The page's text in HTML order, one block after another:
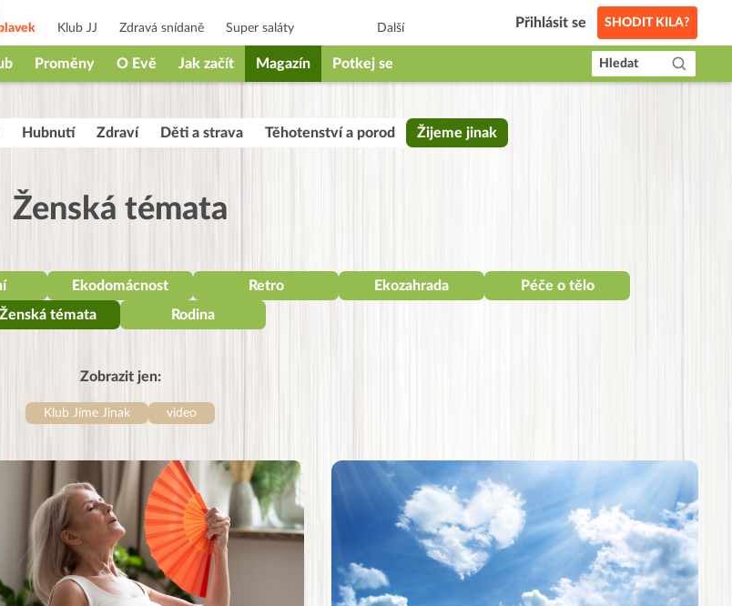
Klub JJ Zdravá snídaně Super saláty Další Přihlásit se SHODIT KILA?
Proměny O Evě Jak začít Magazín Potkej se Hledat
Hubnutí Zdraví Děti a strava Těhotenství a porod Žijeme jinak
Ženská témata
Ekodomácnost Retro Ekozahrada
Péče o tělo
Ženská témata
Rodina
Zobrazit jen:
Klub Jíme Jinak video